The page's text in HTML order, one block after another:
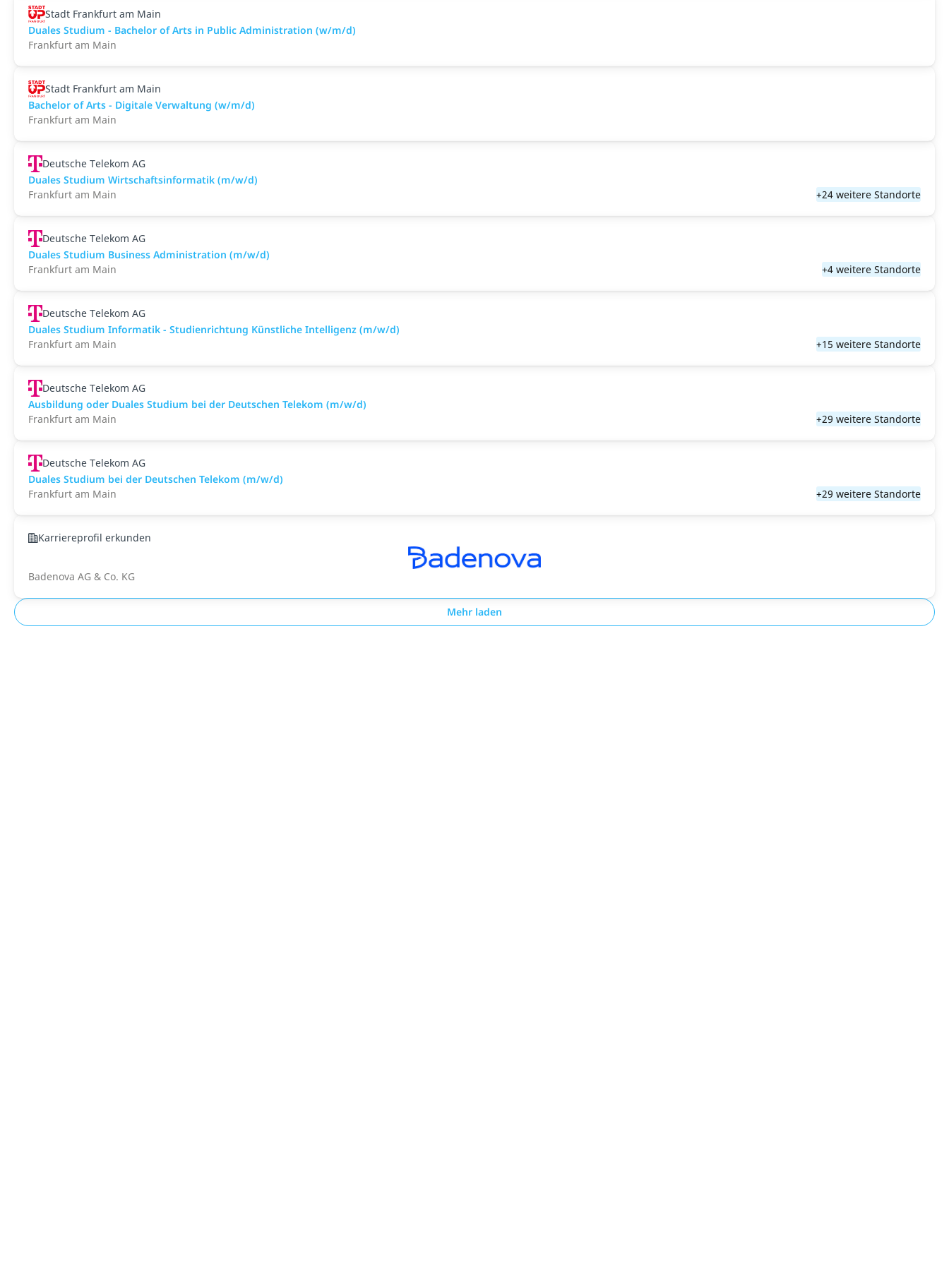
Stadt Frankfurt am Main
Duales Studium - Bachelor of Arts in Public Administration (w/m/d)
Frankfurt am Main
Stadt Frankfurt am Main
Bachelor of Arts - Digitale Verwaltung (w/m/d)
Frankfurt am Main
Deutsche Telekom AG
Duales Studium Wirtschaftsinformatik (m/w/d)
Frankfurt am Main
+24 weitere Standorte
Deutsche Telekom AG
Duales Studium Business Administration (m/w/d)
Frankfurt am Main
+4 weitere Standorte
Deutsche Telekom AG
Duales Studium Informatik - Studienrichtung Künstliche Intelligenz (m/w/d)
Frankfurt am Main
+15 weitere Standorte
Deutsche Telekom AG
Ausbildung oder Duales Studium bei der Deutschen Telekom (m/w/d)
Frankfurt am Main
+29 weitere Standorte
Deutsche Telekom AG
Duales Studium bei der Deutschen Telekom (m/w/d)
Frankfurt am Main
+29 weitere Standorte
Karriereprofil erkunden
Badenova AG & Co. KG
Mehr laden